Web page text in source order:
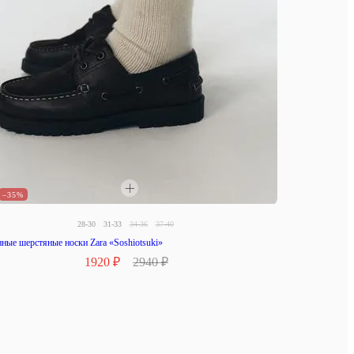
–35%
28-30 31-33 34-36 37-40
шерстяные носки Zara «Soshiotsuki»
1920 ₽ 2940 ₽